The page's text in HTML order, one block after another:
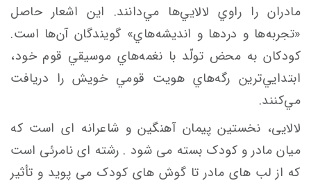
مادران را راوي لالايي‌ها مي‌دانند. اين اشعار حاصل
«تجربه‌ها و دردها و انديشه‌هاي» گويندگان آن‌ها است.
كودكان به محض تولّد با نغمه‌هاي موسيقي قوم خود،
ابتدايي‌ترين رگه‌هاي هويت قومي خويش را دريافت
مي‌كنند.
لالایی، نخستین پیمان آهنگین و شاعرانه ای است که
میان مادر و کودک بسته می شود . رشته ای نامرئی است
که از لب های مادر تا گوش های کودک می پوید و تأثیر